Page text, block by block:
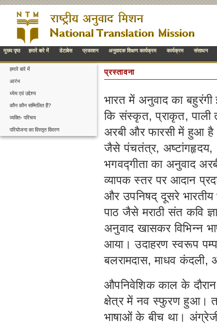
मुख्य पृष्ठ हमारे बारे में डेटाबेस प्रकाशन अनुवादक शिक्षण कार्यक्रम कार्यक्रम संसाधन
हमारे बारे में
आरंभ
ध्येय एवं उद्देश्य
कौन कौन सम्मिलित हैं?
व्यक्ति- परिचय
परियोजना का विस्तृत विवरण
प्रस्तावना
भारत में अनुवाद का
कि संस्कृत, प्राकृत, पाली
अरबी और फारसी में हुआ
जैसे पंचतंत्र, अष्टांगहृदय,
भगवद्गीता का अनुवाद
व्यापक स्तर पर आदान
और उपनिषद् दूसरे
पाठ जैसे मराठी संत कवि
अनुवाद खासकर विभिन्न
आया। उदाहरण स्वरूप
बलरामदास, माधव कंदली,
औपनिवेशिक काल के
क्षेत्र में नव स्फुरण हुआ।
भाषाओं के बीच था।